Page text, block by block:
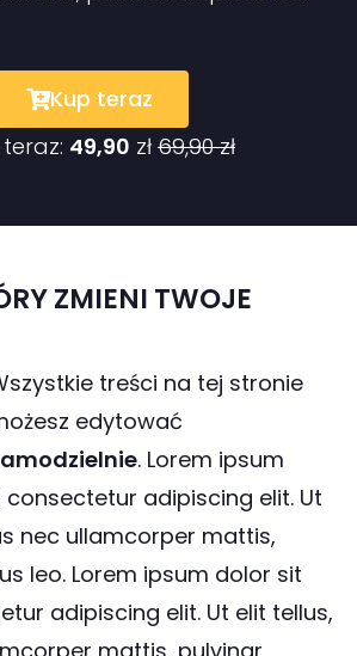
Kup teraz
49,90 zł69,90 zł
ZMIENI TWOJE
treści na tej stronie
edytować
. Lorem ipsum
adipiscing elit. Ut
nec ullamcorper mattis,
leo. Lorem ipsum dolor sit
adipiscing elit. Ut elit tellus,